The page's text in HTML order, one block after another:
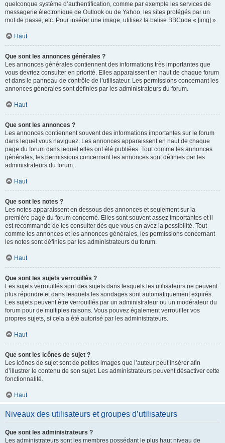
quelconque système d’authentification, comme par exemple les services de
messagerie électronique de Outlook ou de Yahoo, les sites protégés par un
mot de passe, etc. Pour insérer une image, utilisez la balise BBCode « [img] ».
Haut
Que sont les annonces générales ?
Les annonces générales contiennent des informations très importantes que
vous devriez consulter en priorité. Elles apparaissent en haut de chaque forum
et dans le panneau de contrôle de l’utilisateur. Les permissions concernant les
annonces générales sont définies par les administrateurs du forum.
Haut
Que sont les annonces ?
Les annonces contiennent souvent des informations importantes sur le forum
dans lequel vous naviguez. Les annonces apparaissent en haut de chaque
page du forum dans lequel elles ont été publiées. Tout comme les annonces
générales, les permissions concernant les annonces sont définies par les
administrateurs du forum.
Haut
Que sont les notes ?
Les notes apparaissent en dessous des annonces et seulement sur la
première page du forum concerné. Elles sont souvent assez importantes et il
est recommandé de les consulter dès que vous en avez la possibilité. Tout
comme les annonces et les annonces générales, les permissions concernant
les notes sont définies par les administrateurs du forum.
Haut
Que sont les sujets verrouillés ?
Les sujets verrouillés sont des sujets dans lesquels les utilisateurs ne peuvent
plus répondre et dans lesquels les sondages sont automatiquement expirés.
Les sujets peuvent être verrouillés par un administrateur ou un modérateur du
forum pour de multiples raisons. Vous pouvez également verrouiller vos
propres sujets, si cela a été autorisé par les administrateurs.
Haut
Que sont les icônes de sujet ?
Les icônes de sujet sont de petites images que l’auteur peut insérer afin
d’illustrer le contenu de son sujet. Les administrateurs peuvent désactiver cette
fonctionnalité.
Haut
Niveaux des utilisateurs et groupes d’utilisateurs
Que sont les administrateurs ?
Les administrateurs sont les membres possédant le plus haut niveau de